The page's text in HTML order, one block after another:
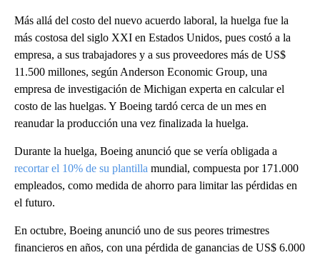
Más allá del costo del nuevo acuerdo laboral, la huelga fue la
más costosa del siglo XXI en Estados Unidos, pues costó a la
empresa, a sus trabajadores y a sus proveedores más de US$
11.500 millones, según Anderson Economic Group, una
empresa de investigación de Michigan experta en calcular el
costo de las huelgas. Y Boeing tardó cerca de un mes en
reanudar la producción una vez finalizada la huelga.
Durante la huelga, Boeing anunció que se vería obligada a
recortar el 10% de su plantilla mundial, compuesta por 171.000
empleados, como medida de ahorro para limitar las pérdidas en
el futuro.
En octubre, Boeing anunció uno de sus peores trimestres
financieros en años, con una pérdida de ganancias de US$ 6.000